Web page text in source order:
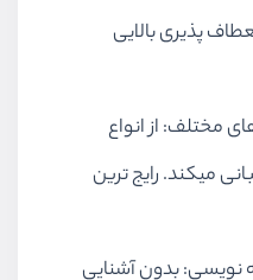
پذیری بالایی
مختلف: از انواع
میکند. رایج ترین
نویسی: بدون آشنایی